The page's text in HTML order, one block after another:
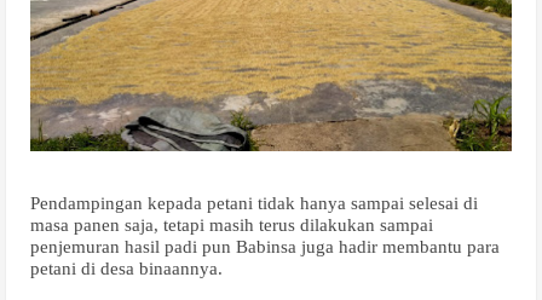
Pendampingan kepada petani tidak hanya sampai selesai di
masa panen saja, tetapi masih terus dilakukan sampai
penjemuran hasil padi pun Babinsa juga hadir membantu para
petani di desa binaannya.